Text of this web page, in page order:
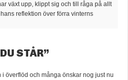
växt upp, klippt sig och till råga på allt
reflektion över förra vinterns
STÅR”
överflöd och många önskar nog just nu